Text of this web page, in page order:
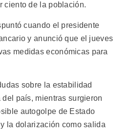
ciento de la población.
cuando el presidente
y anunció que el jueves
medidas económicas para
sobre la estabilidad
país, mientras surgieron
autogolpe de Estado
la dolarización como salida